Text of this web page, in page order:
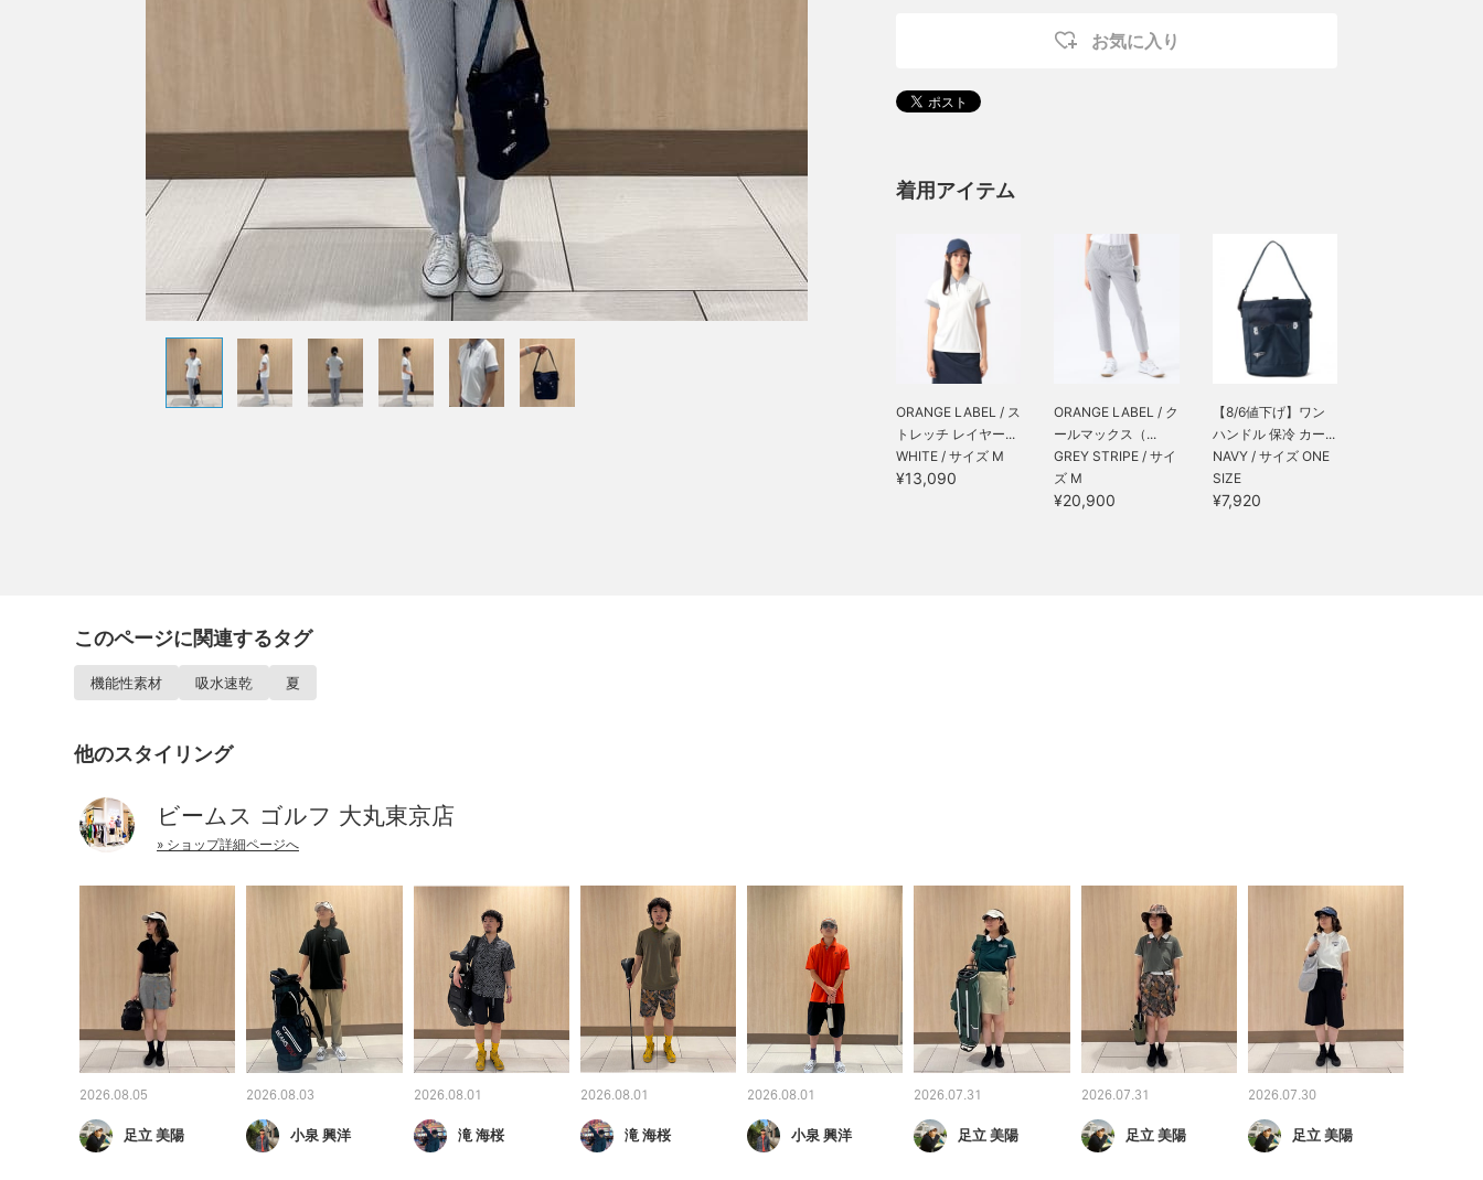
お気に入り
着用アイテム
ORANGE LABEL / ス
トレッチ レイヤー...
WHITE / サイズ M
¥13,090
ORANGE LABEL / ク
ールマックス（...
GREY STRIPE / サイ
ズ M
¥20,900
【8/6値下げ】ワン
ハンドル 保冷 カー...
NAVY / サイズ ONE
SIZE
¥7,920
このページに関連するタグ
機能性素材 吸水速乾 夏
他のスタイリング
ビームス ゴルフ 大丸東京店
» ショップ詳細ページへ
2026.08.05
足立 美陽
2026.08.03
小泉 興洋
2026.08.01
滝 海桜
2026.08.01
滝 海桜
2026.08.01
小泉 興洋
2026.07.31
足立 美陽
2026.07.31
足立 美陽
2026.07.30
足立 美陽